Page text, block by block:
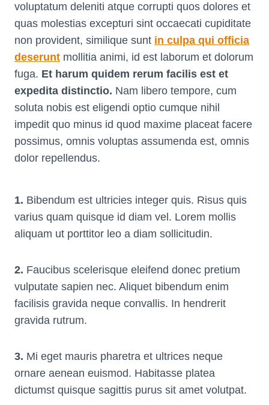
voluptatum deleniti atque corrupti quos dolores et
quas molestias excepturi sint occaecati cupiditate
non provident, similique sunt in culpa qui officia
deserunt mollitia animi, id est laborum et dolorum
fuga. Et harum quidem rerum facilis est et
expedita distinctio. Nam libero tempore, cum
soluta nobis est eligendi optio cumque nihil
impedit quo minus id quod maxime placeat facere
possimus, omnis voluptas assumenda est, omnis
dolor repellendus.
1. Bibendum est ultricies integer quis. Risus quis
varius quam quisque id diam vel. Lorem mollis
aliquam ut porttitor leo a diam sollicitudin.
2. Faucibus scelerisque eleifend donec pretium
vulputate sapien nec. Aliquet bibendum enim
facilisis gravida neque convallis. In hendrerit
gravida rutrum.
3. Mi eget mauris pharetra et ultrices neque
ornare aenean euismod. Habitasse platea
dictumst quisque sagittis purus sit amet volutpat.